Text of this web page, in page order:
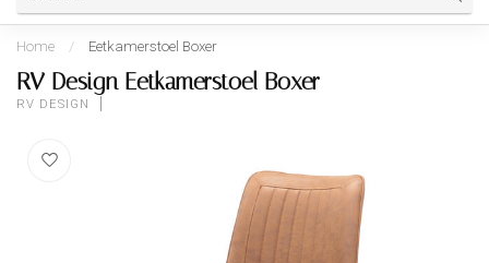
Home / Eetkamerstoel Boxer
RV Design Eetkamerstoel Boxer
RV DESIGN